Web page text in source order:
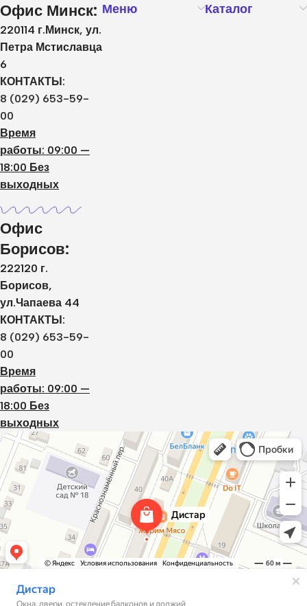
Офис Минск:
220114 г.Минск, ул.
Петра Мстиславца
6
КОНТАКТЫ:
8 (029) 653-59-
00
Время
работы: 09:00 —
18:00 Без
выходных
Офис
Борисов:
222120 г.
Борисов,
ул.Чапаева 44
КОНТАКТЫ:
8 (029) 653-59-
00
Время
работы: 09:00 —
18:00 Без
выходных
Меню Каталог
Дистар
Окна в Борисове
Двери в Борисове